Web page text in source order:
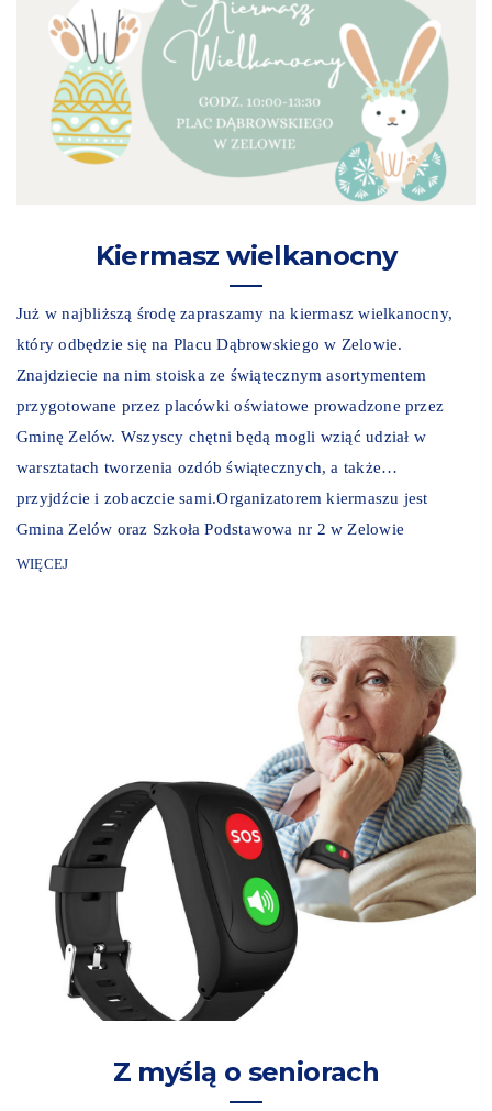
Kiermasz wielkanocny
Już w najbliższą środę zapraszamy na kiermasz wielkanocny,
który odbędzie się na Placu Dąbrowskiego w Zelowie.
Znajdziecie na nim stoiska ze świątecznym asortymentem
przygotowane przez placówki oświatowe prowadzone przez
Gminę Zelów. Wszyscy chętni będą mogli wziąć udział w
warsztatach tworzenia ozdób świątecznych, a także…
przyjdźcie i zobaczcie sami.Organizatorem kiermaszu jest
Gmina Zelów oraz Szkoła Podstawowa nr 2 w Zelowie
WIĘCEJ
Z myślą o seniorach